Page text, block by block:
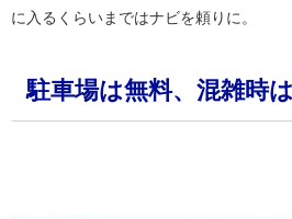
に入るくらいまではナビを頼りに。
駐車場は無料、混雑時